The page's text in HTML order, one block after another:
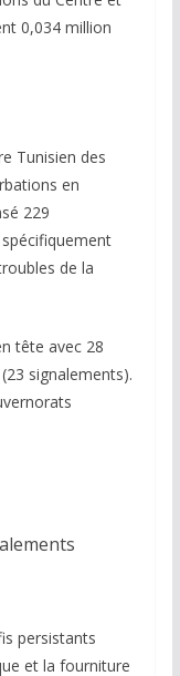
0,034 million
Tunisien des
en
229
de la
tête avec 28
signalements).
persistants
et la fourniture